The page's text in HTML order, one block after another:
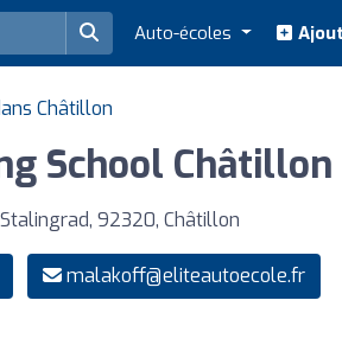
Auto-écoles
Châtillon
School Châtillon
Stalingrad, 92320, Châtillon
malakoff@eliteautoecole.fr